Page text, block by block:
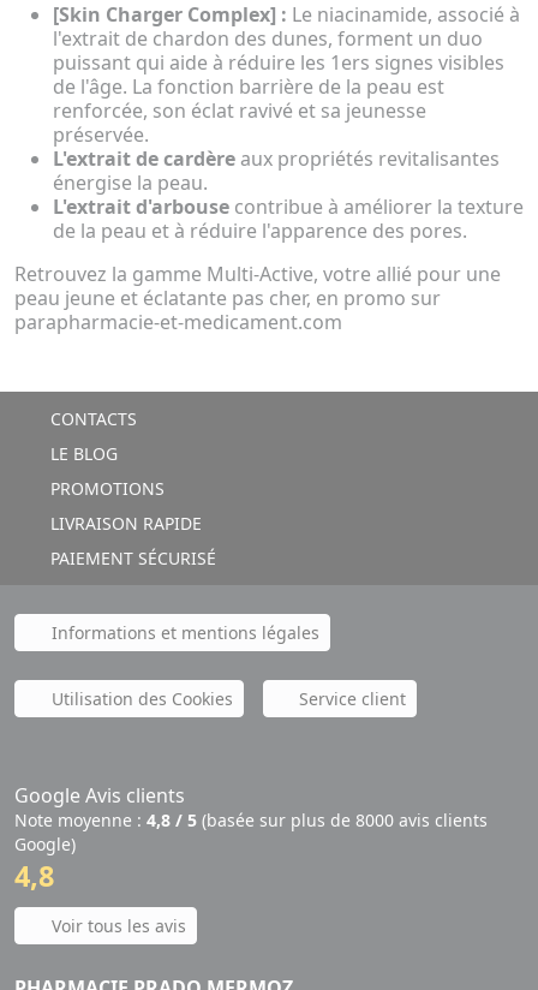
[Skin Charger Complex] : Le niacinamide, associé à
l'extrait de chardon des dunes, forment un duo
puissant qui aide à réduire les 1ers signes visibles
de l'âge. La fonction barrière de la peau est
renforcée, son éclat ravivé et sa jeunesse
préservée.
L'extrait de cardère aux propriétés revitalisantes
énergise la peau.
L'extrait d'arbouse contribue à améliorer la texture
de la peau et à réduire l'apparence des pores.
Retrouvez la gamme Multi-Active, votre allié pour une
peau jeune et éclatante pas cher, en promo sur
parapharmacie-et-medicament.com
CONTACTS
LE BLOG
PROMOTIONS
LIVRAISON RAPIDE
PAIEMENT SÉCURISÉ
Informations et mentions légales
Utilisation des Cookies Service client
Google Avis clients
Note moyenne : 4,8 / 5 (basée sur plus de 8000 avis clients
Google)
4,8
Voir tous les avis